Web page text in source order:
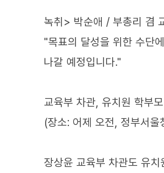
녹취> 박순애 / 부총리 겸
"목표의 달성을 위한 수단
나갈 예정입니다."
교육부 차관, 유치원 학부모
(장소: 어제 오전, 정부서울
장상윤 교육부 차관도 유